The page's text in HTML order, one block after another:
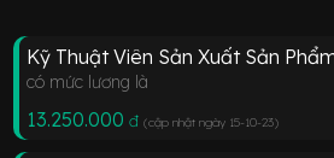
Kỹ Thuật Viên Sản Xuất Sản
có mức lương là
13.250.000 đ (cập nhật ngày 15-10-23)